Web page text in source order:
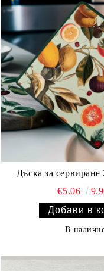
Дъска за
€5.06
В